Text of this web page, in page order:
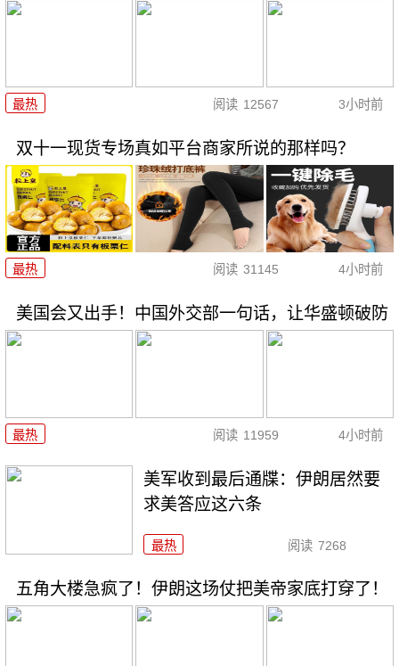
最热 阅读 12567 3小时前
双十一现货专场真如平台商家所说的那样吗？
最热 阅读 31145 4小时前
美国会又出手！中国外交部一句话，让华盛顿破防
最热 阅读 11959 4小时前
美军收到最后通牒：伊朗居然要
求美答应这六条
最热 阅读 7268
五角大楼急疯了！伊朗这场仗把美帝家底打穿了！